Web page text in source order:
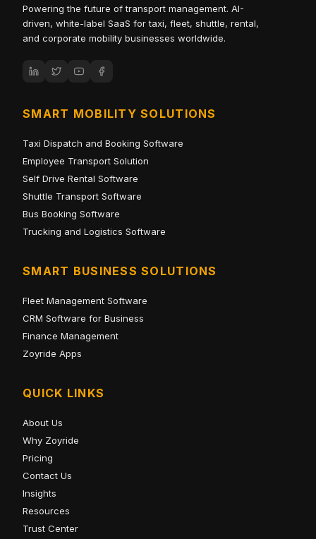
Powering the future of transport management. AI-
driven, white-label SaaS for taxi, fleet, shuttle, rental,
and corporate mobility businesses worldwide.
SMART MOBILITY SOLUTIONS
Taxi Dispatch and Booking Software
Employee Transport Solution
Self Drive Rental Software
Shuttle Transport Software
Bus Booking Software
Trucking and Logistics Software
SMART BUSINESS SOLUTIONS
Fleet Management Software
CRM Software for Business
Finance Management
Zoyride Apps
QUICK LINKS
About Us
Why Zoyride
Pricing
Contact Us
Insights
Resources
Trust Center